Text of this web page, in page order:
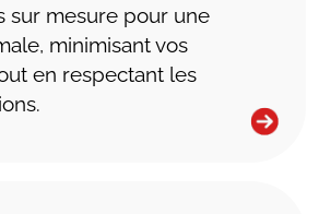
sur mesure pour une
minimisant vos
en respectant les